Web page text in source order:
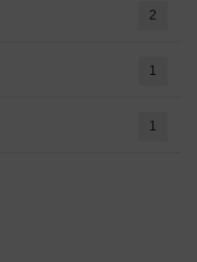
2
1
1